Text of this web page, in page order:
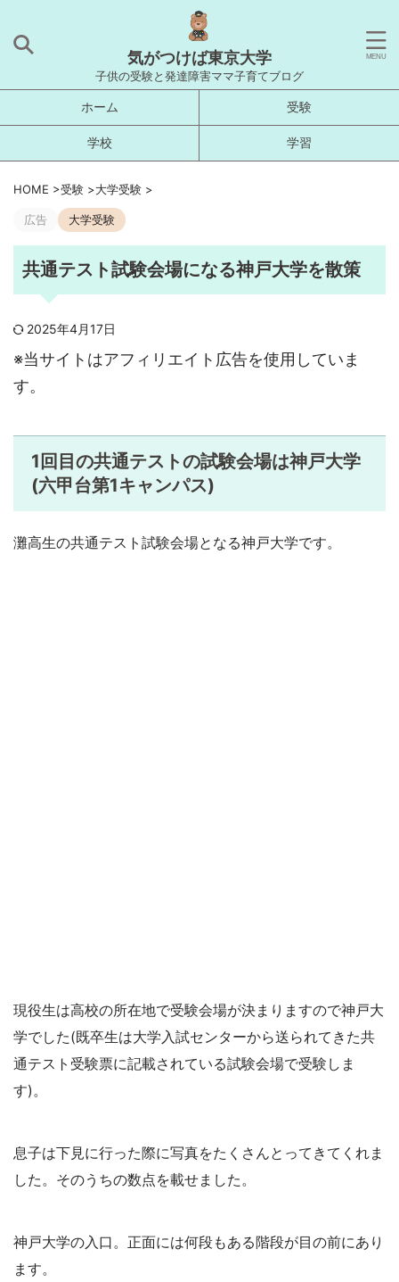
気がつけば東京大学
子供の受験と発達障害ママ子育てブログ
ホーム 受験
学校 学習
HOME >受験 >大学受験 >
広告 大学受験
共通テスト試験会場になる神戸大学を散策
2025年4月17日
※当サイトはアフィリエイト広告を使用していま
す。
1回目の共通テストの試験会場は神戸大学
(六甲台第1キャンパス)
灘高生の共通テスト試験会場となる神戸大学です。
現役生は高校の所在地で受験会場が決まりますので神戸大
学でした(既卒生は大学入試センターから送られてきた共
通テスト受験票に記載されている試験会場で受験しま
す)。
息子は下見に行った際に写真をたくさんとってきてくれま
した。そのうちの数点を載せました。
神戸大学の入口。正面には何段もある階段が目の前にあり
ます。